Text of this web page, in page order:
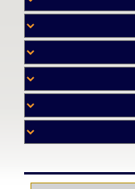
بين البائع
السلــع
كانـوا
الإعلانات